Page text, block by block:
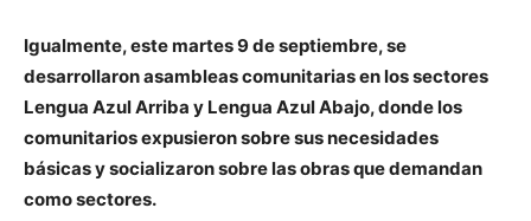
Igualmente, este martes 9 de septiembre, se
desarrollaron asambleas comunitarias en los sectores
Lengua Azul Arriba y Lengua Azul Abajo, donde los
comunitarios expusieron sobre sus necesidades
básicas y socializaron sobre las obras que demandan
como sectores.